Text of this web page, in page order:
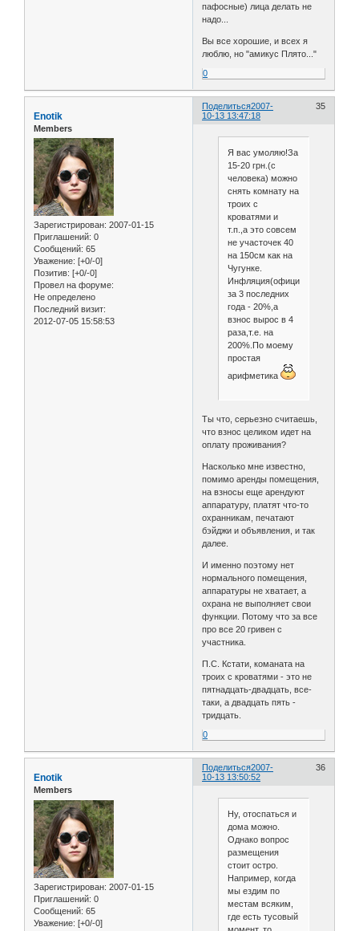
пафосные) лица делать не
надо...
Вы все хорошие, и всех я
люблю, но "амикус Плято..."
0
Поделиться 35
2007-
10-13 13:47:18
Enotik
Members
Зарегистрирован: 2007-01-15
Приглашений: 0
Сообщений: 65
Уважение: [+0/-0]
Позитив: [+0/-0]
Провел на форуме:
Не определено
Последний визит:
2012-07-05 15:58:53
Я вас умоляю!За
15-20 грн.(с
человека) можно
снять комнату на
троих с
кроватями и
т.п.,а это совсем
не участочек 40
на 150см как на
Чугунке.
Инфляция(официальная)
за 3 последних
года - 20%,а
взнос вырос в 4
раза,т.е. на
200%.По моему
простая
арифметика
Ты что, серьезно считаешь,
что взнос целиком идет на
оплату проживания?
Насколько мне известно,
помимо аренды помещения,
на взносы еще арендуют
аппаратуру, платят что-то
охранникам, печатают
бэйджи и объявления, и так
далее.
И именно поэтому нет
нормального помещения,
аппаратуры не хватает, а
охрана не выполняет свои
функции. Потому что за все
про все 20 гривен с
участника.
П.С. Кстати, команата на
троих с кроватями - это не
пятнадцать-двадцать, все-
таки, а двадцать пять -
тридцать.
0
Поделиться 36
2007-
10-13 13:50:52
Enotik
Members
Зарегистрирован: 2007-01-15
Приглашений: 0
Сообщений: 65
Уважение: [+0/-0]
Ну, отоспаться и
дома можно.
Однако вопрос
размещения
стоит остро.
Например, когда
мы ездим по
местам всяким,
где есть тусовый